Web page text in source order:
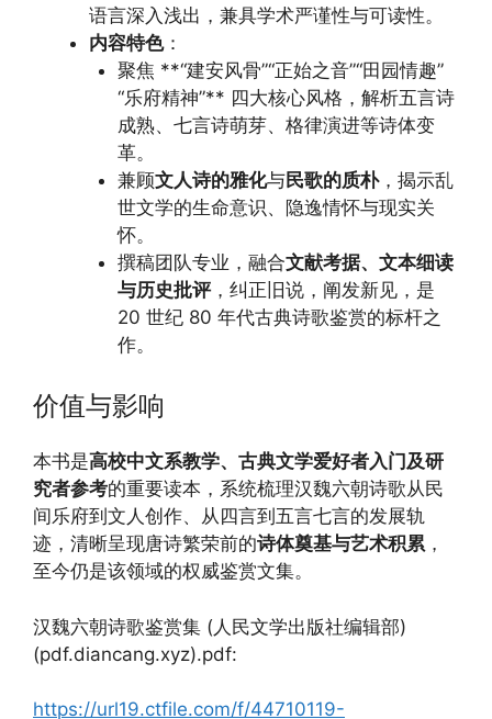
语言深入浅出，兼具学术严谨性与可读性。
内容特色：
聚焦 **“建安风骨”“正始之音”“田园情趣”
“乐府精神”** 四大核心风格，解析五言诗
成熟、七言诗萌芽、格律演进等诗体变
革。
兼顾文人诗的雅化与民歌的质朴，揭示乱
世文学的生命意识、隐逸情怀与现实关
怀。
撰稿团队专业，融合文献考据、文本细读
与历史批评，纠正旧说，阐发新见，是
20 世纪 80 年代古典诗歌鉴赏的标杆之
作。
价值与影响
本书是高校中文系教学、古典文学爱好者入门及研
究者参考的重要读本，系统梳理汉魏六朝诗歌从民
间乐府到文人创作、从四言到五言七言的发展轨
迹，清晰呈现唐诗繁荣前的诗体奠基与艺术积累 ，
至今仍是该领域的权威鉴赏文集。
汉魏六朝诗歌鉴赏集 (人民文学出版社编辑部)
(pdf.diancang.xyz).pdf:
https://url19.ctfile.com/f/44710119-